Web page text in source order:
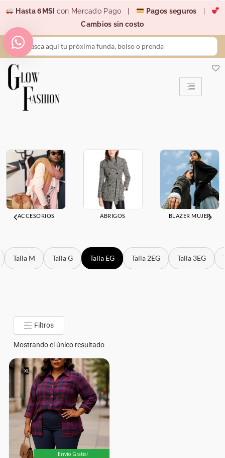
contenido
Hasta 6MSI con Mercado Pago | Pagos seguros
Cambios sin costo
Search
...
ACCESORIOS ABRIGOS BLAZER MUJER
Talla M Talla G Talla EG Talla 2EG Talla 3EG
Filtros
Mostrando el único resultado
XL
¡Envío Gratis!